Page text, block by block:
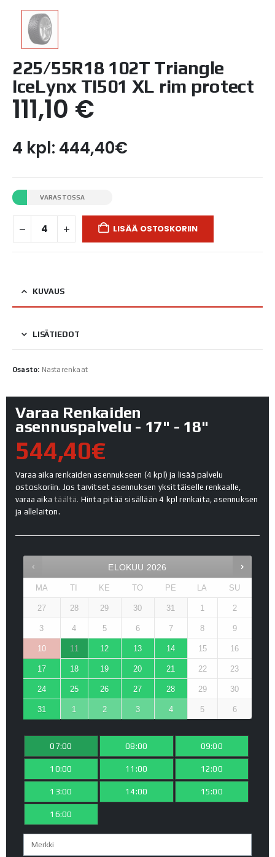
225/55R18 102T Triangle
IceLynx TI501 XL rim protect
111,10 €
4 kpl: 444,40€
VARASTOSSA
LISÄÄ OSTOSKORIIN
KUVAUS
LISÄTIEDOT
Osasto: Nastarenkaat
Varaa Renkaiden
asennuspalvelu - 17" - 18"
544,40€
Varaa aika renkaiden asennukseen (4 kpl) ja lisää palvelu
ostoskoriin. Jos tarvitset asennuksen yksittäiselle renkaalle,
varaa aikatäältä. Hinta pitää sisällään 4 kpl renkaita, asennuksen
ja allelaiton.
ELOKUU 2026
MA TI KE TO PE LA SU
27 28 29 30 31 1 2
3 4 5 6 7 8 9
10 11 12 13 14 15 16
17 18 19 20 21 22 23
24 25 26 27 28 29 30
31 1 2 3 4 5 6
07:00 08:00 09:00
10:00 11:00 12:00
13:00 14:00 15:00
16:00